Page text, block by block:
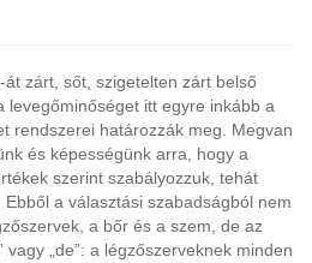
zárt, sőt, szigetelten zárt belső
levegőminőséget itt egyre inkább a
rendszerei határozzák meg. Megvan
és képességünk arra, hogy a
szerint szabályozzuk, tehát
a választási szabadságból nem
a bőr és a szem, de az
vagy „de”: a légzőszerveknek minden